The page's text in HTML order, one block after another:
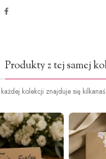
Burgund
(+1.2zł)
Oliwkowa
zieleń
(+1.2zł)
Ciemny
Jasno
Produkty z tej samej
kolekcji znajduje się